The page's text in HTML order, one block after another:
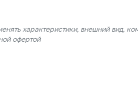
характеристики, внешний вид,
офертой